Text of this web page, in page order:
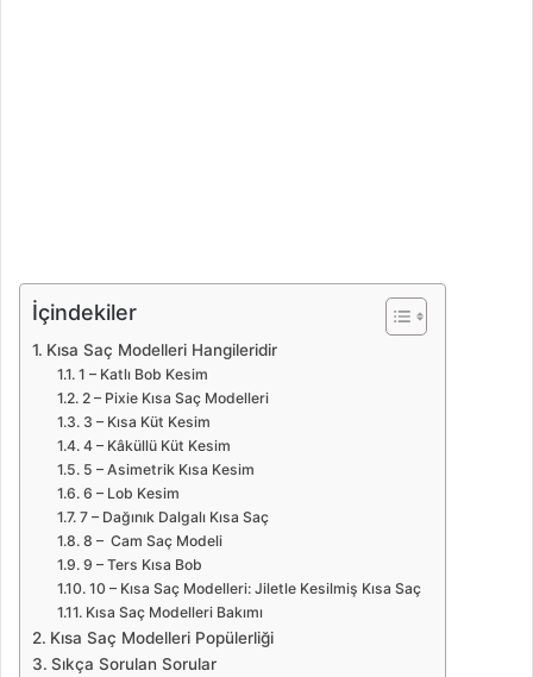
İçindekiler
Kısa Saç Modelleri Hangileridir
1 – Katlı Bob Kesim
2 – Pixie Kısa Saç Modelleri
3 – Kısa Küt Kesim
4 – Kâküllü Küt Kesim
5 – Asimetrik Kısa Kesim
6 – Lob Kesim
7 – Dağınık Dalgalı Kısa Saç
8 – Cam Saç Modeli
9 – Ters Kısa Bob
10 – Kısa Saç Modelleri: Jiletle Kesilmiş Kısa Saç
Kısa Saç Modelleri Bakımı
Kısa Saç Modelleri Popülerliği
Sıkça Sorulan Sorular